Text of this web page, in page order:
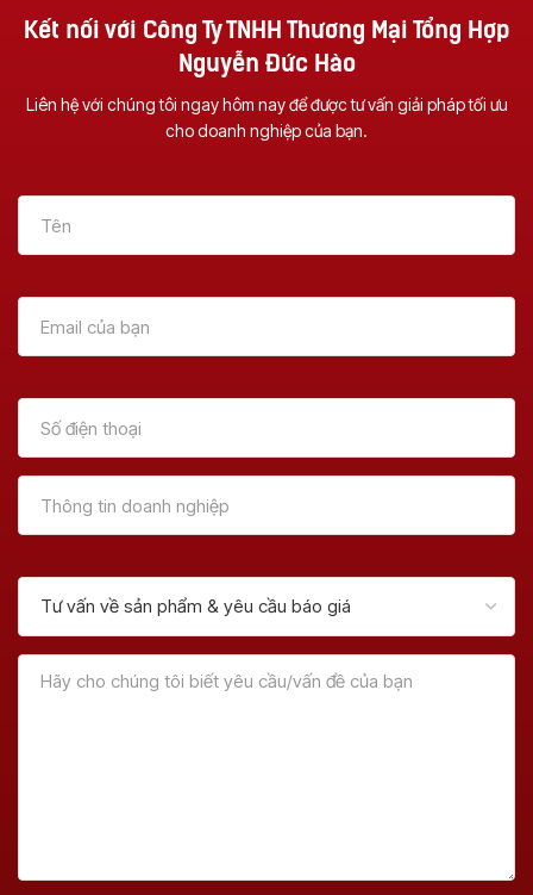
Kết nối với Công Ty TNHH Thương Mại Tổng Hợp
Nguyễn Đức Hào
Liên hệ với chúng tôi ngay hôm nay để được tư vấn giải pháp tối ưu
cho doanh nghiệp của bạn.